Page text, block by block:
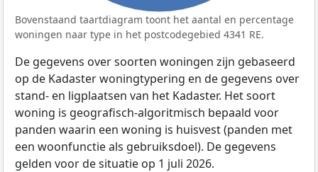
Bovenstaand taartdiagram toont het aantal en percentage
woningen naar type in het postcodegebied 4341 RE.
De gegevens over soorten woningen zijn gebaseerd
op de Kadaster woningtypering en de gegevens over
stand- en ligplaatsen van het Kadaster. Het soort
woning is geografisch-algoritmisch bepaald voor
panden waarin een woning is huisvest (panden met
een woonfunctie als gebruiksdoel). De gegevens
gelden voor de situatie op 1 juli 2026.